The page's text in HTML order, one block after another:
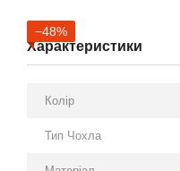
−48%
Характеристики
Колір
Тип Чохла